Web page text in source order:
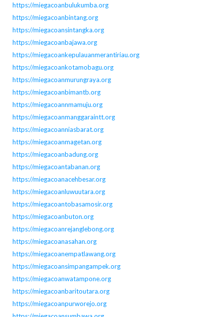
https://miegacoanbulukumba.org
https://miegacoanbintang.org
https://miegacoansintangka.org
https://miegacoanbajawa.org
https://miegacoankepulauanmerantiriau.org
https://miegacoankotamobagu.org
https://miegacoanmurungraya.org
https://miegacoanbimantb.org
https://miegacoannmamuju.org
https://miegacoanmanggaraintt.org
https://miegacoanniasbarat.org
https://miegacoanmagetan.org
https://miegacoanbadung.org
https://miegacoantabanan.org
https://miegacoanacehbesar.org
https://miegacoanluwuutara.org
https://miegacoantobasamosir.org
https://miegacoanbuton.org
https://miegacoanrejanglebong.org
https://miegacoanasahan.org
https://miegacoanempatlawang.org
https://miegacoansimpangampek.org
https://miegacoanwatampone.org
https://miegacoanbaritoutara.org
https://miegacoanpurworejo.org